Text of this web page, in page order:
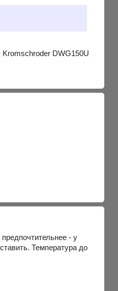
Kromschroder DWG150U
- у
Температура до